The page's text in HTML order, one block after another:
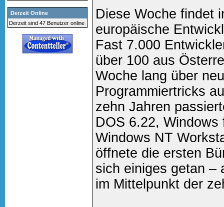
Derzeit Online
Derzeit sind 47 Benutzer online
Diese Woche findet
europäische
Fast 7.000
über 100 aus
Woche lang über
Programmiertricks
zehn Jahren
DOS 6.22,
Windows NT
öffnete die ersten
sich einiges getan –
im Mittelpunkt der